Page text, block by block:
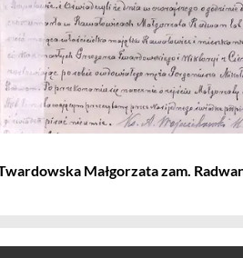
Małgorzata zam.